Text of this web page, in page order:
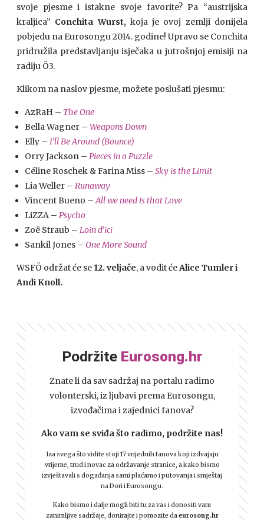
svoje pjesme i istakne svoje favorite? Pa “austrijska
kraljica” Conchita Wurst, koja je ovoj zemlji donijela
pobjedu na Eurosongu 2014. godine! Upravo se Conchita
pridružila predstavljanju isječaka u jutrošnjoj emisiji na
radiju Ö3.
Klikom na naslov pjesme, možete poslušati pjesmu:
AzRaH – The One
Bella Wagner – Weapons Down
Elly – I’ll Be Around (Bounce)
Orry Jackson – Pieces in a Puzzle
Céline Roschek & Farina Miss – Sky is the Limit
Lia Weller – Runaway
Vincent Bueno –All we need is that Love
LiZZA – Psycho
Zoë Straub – Loin d’ici
Sankil Jones – One More Sound
WSFÖ održat će se 12. veljače, a vodit ćeAlice Tumler i
Andi Knoll.
Podržite Eurosong.hr
Znate li da sav sadržaj na portalu radimo
volonterski, iz ljubavi prema Eurosongu,
izvođačima i zajednici fanova?
Ako vam se sviđa što radimo, podržite nas!
Iza svega što vidite stoji 17 vrijednih fanova koji izdvajaju
vrijeme, trud i novac za održavanje stranice, a kako bismo
izvještavali s događanja sami plaćamo i putovanja i smještaj
na Dori i Eurosongu.
Kako bismo i dalje mogli biti tu za vas i donositi vam
zanimljive sadržaje, donirajte i pomozite daeurosong.hr